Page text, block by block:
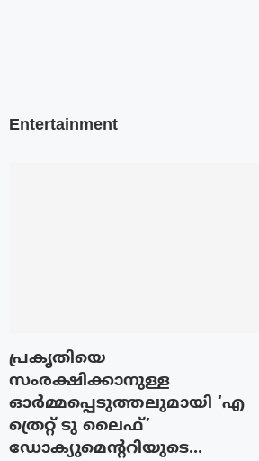
Entertainment
പ്രകൃതിയെ
സംരക്ഷിക്കാനുള്ള
ഓർമ്മപ്പെടുത്തലുമായി ‘എ
ത്രെറ്റ് ടു ലൈഫ്’
ഡോക്യുമെന്ററിയുടെ...